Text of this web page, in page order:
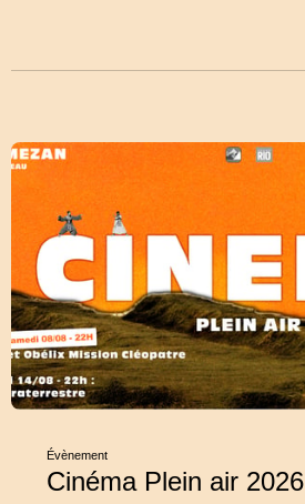
Évènement
Cinéma Plein air 2026